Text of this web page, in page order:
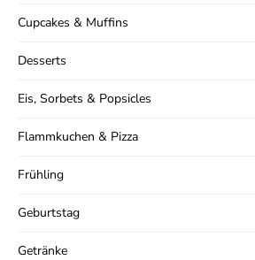
Cupcakes & Muffins
Desserts
Eis, Sorbets & Popsicles
Flammkuchen & Pizza
Frühling
Geburtstag
Getränke